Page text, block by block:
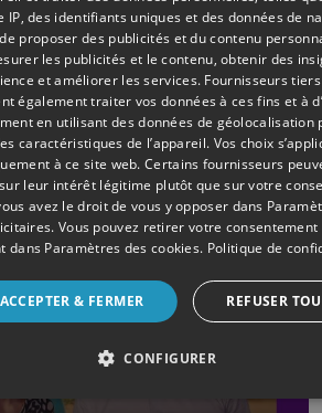
13/06/2026
Théâtre Stavelot :
IP, des identifiants uniques et des données de
proposer des publicités et du contenu
les publicités et le contenu, obtenir des
et améliorer les services. Fournisseurs
également traiter vos données à ces fins et à
en utilisant des données de géolocalisation
caractéristiques de l’appareil. Vos choix
à ce site web. Certains fournisseurs
leur intérêt légitime plutôt que sur votre
avez le droit de vous y opposer dans
. Vous pouvez retirer votre
dans Paramètres des cookies. Politique de
ACCEPTER & FERMER REFUSER
CONFIGURER